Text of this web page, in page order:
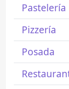
Pastelería
Pizzería
Posada